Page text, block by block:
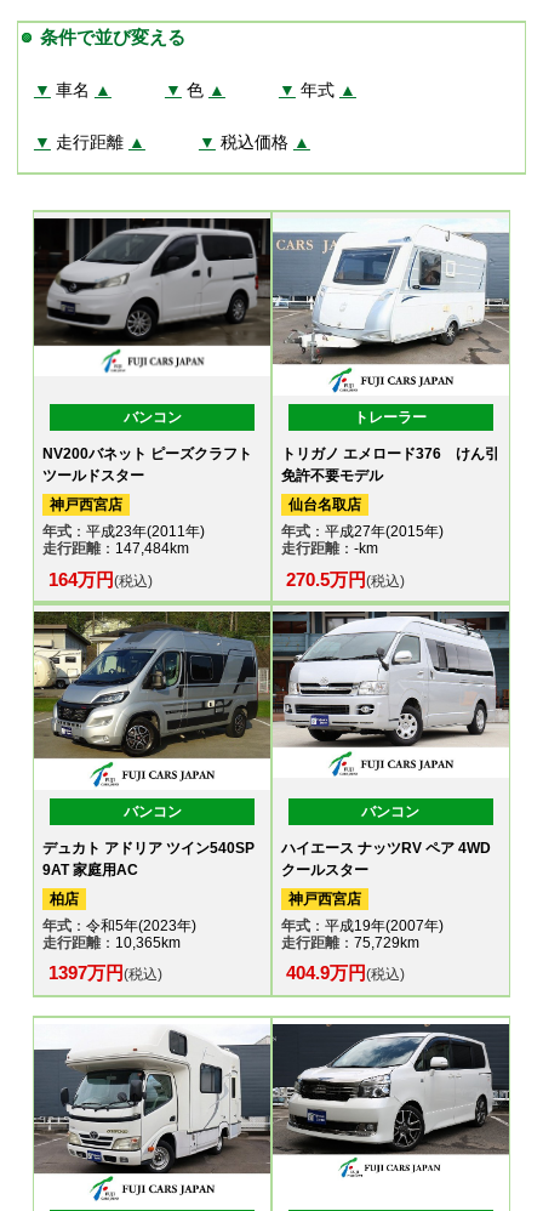
条件で並び変える
▼ 車名 ▲ ▼ 色 ▲ ▼ 年式 ▲
▼ 走行距離 ▲ ▼ 税込価格 ▲
バンコン
NV200バネット ピーズクラフト
ツールドスター
神戸西宮店
年式 ：平成23年(2011年)
走行距離：147,484km
164万円(税込)
トレーラー
トリガノ エメロード376 けん引
免許不要モデル
仙台名取店
年式：平成27年(2015年)
走行距離：-km
270.5万円(税込)
バンコン
デュカト アドリア ツイン540SP
9AT 家庭用AC
柏店
年式 ：令和5年(2023年)
走行距離：10,365km
1397万円(税込)
バンコン
ハイエース ナッツRV ペア 4WD
クールスター
神戸西宮店
年式：平成19年(2007年)
走行距離：75,729km
404.9万円(税込)